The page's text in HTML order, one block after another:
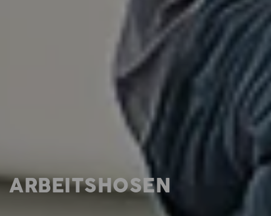
ARBEITSHOSEN